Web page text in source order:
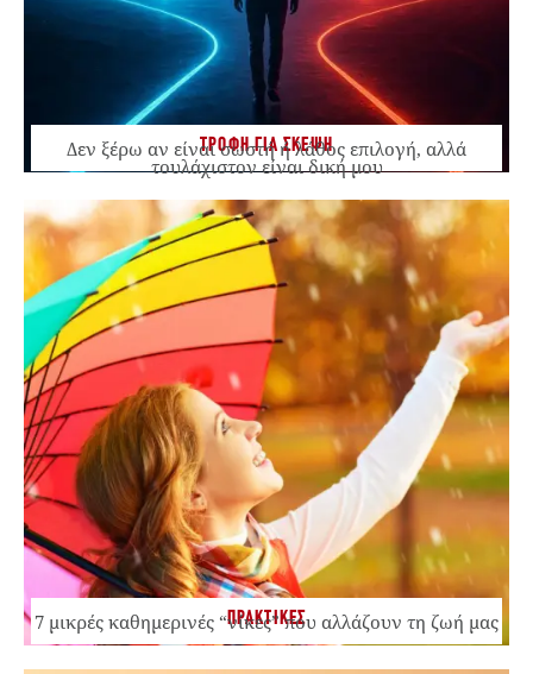
ΤΡΟΦΗ ΓΙΑ ΣΚΕΨΗ
Δεν ξέρω αν είναι σωστή ή λάθος επιλογή, αλλά
τουλάχιστον είναι δική μου
ΠΡΑΚΤΙΚΕΣ
7 μικρές καθημερινές “νίκες” που αλλάζουν τη ζωή μας